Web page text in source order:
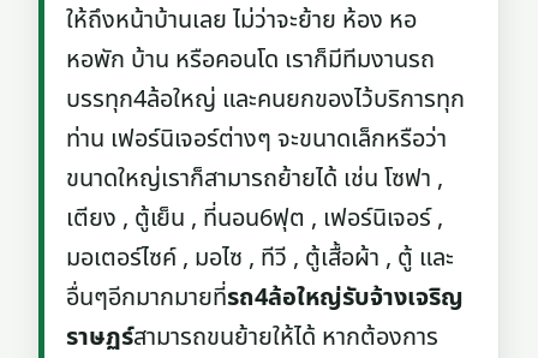
ให้ถึงหน้าบ้านเลย ไม่ว่าจะย้าย ห้อง หอ
หอพัก บ้าน หรือคอนโด เราก็มีทีมงานรถ
บรรทุก4ล้อใหญ่ และคนยกของไว้บริการทุก
ท่าน เฟอร์นิเจอร์ต่างๆ จะขนาดเล็กหรือว่า
ขนาดใหญ่เราก็สามารถย้ายได้ เช่น โซฟา ,
เตียง , ตู้เย็น , ที่นอน6ฟุต , เฟอร์นิเจอร์ ,
มอเตอร์ไซค์ , มอไซ , ทีวี , ตู้เสื้อผ้า , ตู้ และ
อื่นๆอีกมากมายที่รถ4ล้อใหญ่รับจ้างเจริญ
ราษฏร์สามารถขนย้ายให้ได้ หากต้องการ